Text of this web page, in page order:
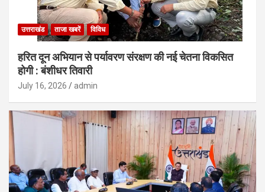
उत्तराखंड ताजा खबरें विविध
हरित दून अभियान से पर्यावरण संरक्षण की नई चेतना विकसित
होगी : बंशीधर तिवारी
July 16, 2026 admin